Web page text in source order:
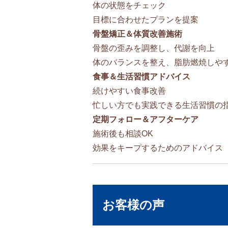
体の状態をチェック
目標に合わせたプランを提案
骨盤矯正＆体質改善施術
骨盤の歪みを調整し、代謝を向上
体のバランスを整え、脂肪燃焼しや
食事＆生活習慣アドバイス
続けやすい食事改善
忙しい方でも実践できる生活習慣の
定期フォロー＆アフターケア
施術後も相談OK
効果をキープするためのアドバイス
お客様の声